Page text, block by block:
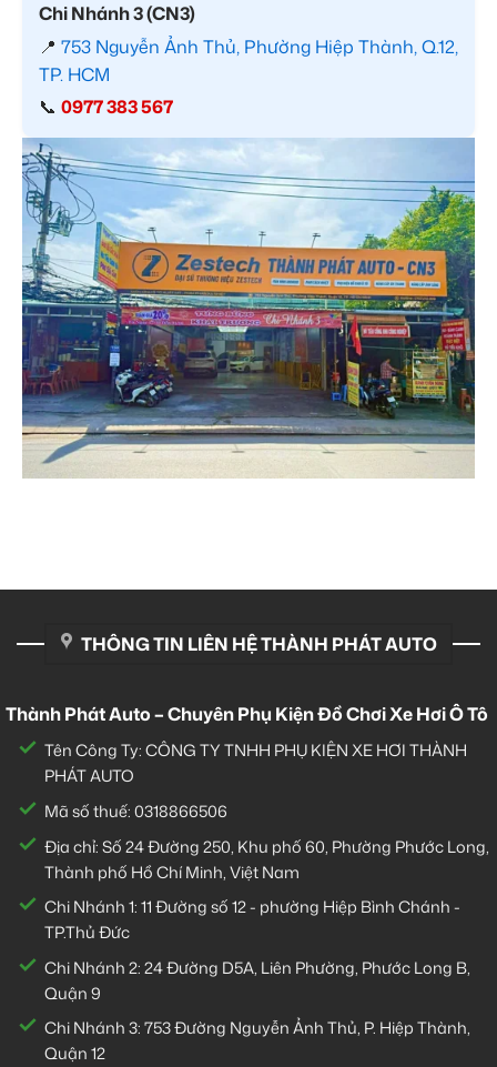
Chi Nhánh 3 (CN3)
📍 753 Nguyễn Ảnh Thủ, Phường Hiệp Thành, Q.12,
TP. HCM
📞 0977 383 567
THÔNG TIN LIÊN HỆ THÀNH PHÁT AUTO
Thành Phát Auto – Chuyên Phụ Kiện Đồ Chơi Xe Hơi Ô Tô
Tên Công Ty: CÔNG TY TNHH PHỤ KIỆN XE HƠI THÀNH
PHÁT AUTO
Mã số thuế: 0318866506
Địa chỉ: Số 24 Đường 250, Khu phố 60, Phường Phước Long,
Thành phố Hồ Chí Minh, Việt Nam
Chi Nhánh 1:11 Đường số 12 - phường Hiệp Bình Chánh -
TP.Thủ Đức
Chi Nhánh 2:24 Đường D5A, Liên Phường, Phước Long B,
Quận 9
Chi Nhánh 3:753 Đường Nguyễn Ảnh Thủ, P. Hiệp Thành,
Quận 12